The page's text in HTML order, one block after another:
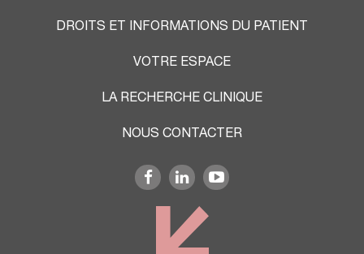
DROITS ET INFORMATIONS DU PATIENT
VOTRE ESPACE
LA RECHERCHE CLINIQUE
NOUS CONTACTER